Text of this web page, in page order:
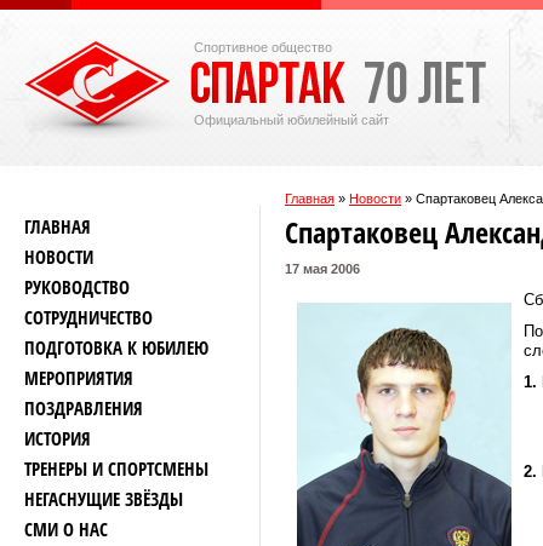
Спортивное общество
Официальный юбилейный сайт
Главная » Новости » Спартаковец
ГЛАВНАЯ
НОВОСТИ
РУКОВОДСТВО
СОТРУДНИЧЕСТВО
ПОДГОТОВКА К ЮБИЛЕЮ
МЕРОПРИЯТИЯ
ПОЗДРАВЛЕНИЯ
ИСТОРИЯ
ТРЕНЕРЫ И СПОРТСМЕНЫ
НЕГАСНУЩИЕ ЗВЁЗДЫ
СМИ О НАС
Спартаковец
17 мая 2006
1.
2.